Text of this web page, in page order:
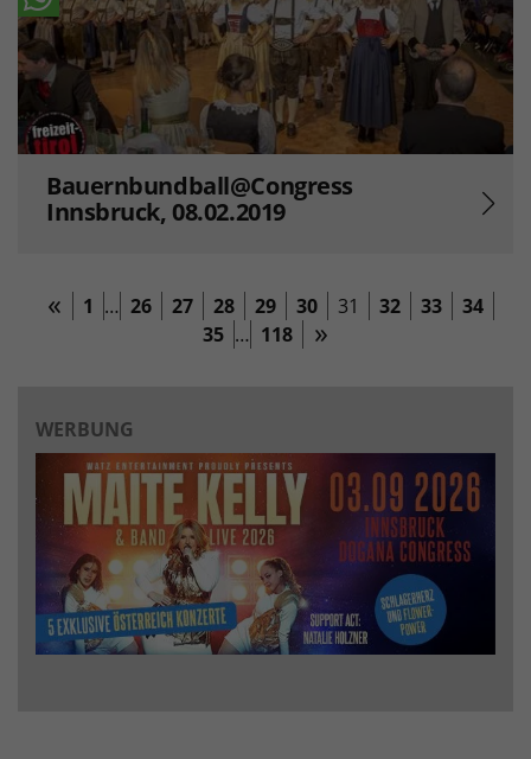
Bauernbundball@Congress
Innsbruck, 08.02.2019
1 … 26 27 28 29 30 31 32 33
34
35 … 118
WERBUNG